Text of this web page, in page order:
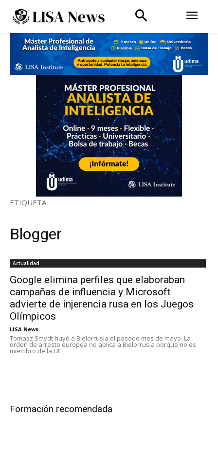
ETIQUETA
Blogger
Actualidad
Google elimina perfiles que elaboraban
campañas de influencia y Microsoft
advierte de injerencia rusa en los Juegos
Olímpicos
LISA News
Tomasz Smydt huyó a Bielorrusia el pasado mes de mayo. La
orden de arresto europea no aplica a Bielorrusia porque no es
miembro de la UE.
Formación recomendada